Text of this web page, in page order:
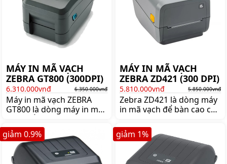
MÁY IN MÃ VẠCH
ZEBRA GT800 (300DPI)
6.310.000vnđ 6.350.000vnđ
Máy in mã vạch ZEBRA
GT800 là dòng máy in mã
hiệu ZEBRA. Mua ZEBRA
GT800 lên ngay
shoppos.vn để nhận được
nhiều ưu đãi và giá tốt!!
MÁY IN MÃ VẠCH
ZEBRA ZD421 (300 DPI)
5.810.000vnđ 5.850.000vnđ
Zebra ZD421 là dòng máy
in mã vạch để bàn cao cấp
Mỹ. Mua máy in mã vạch
Zebra ZD421 chĩnh hãng
giá tốt lên ngay
shoppos.vn
giảm 0.9% giảm 1%